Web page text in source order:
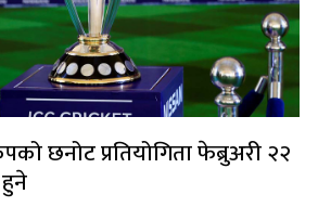
छनोट प्रतियोगिता फेब्रुअरी २२